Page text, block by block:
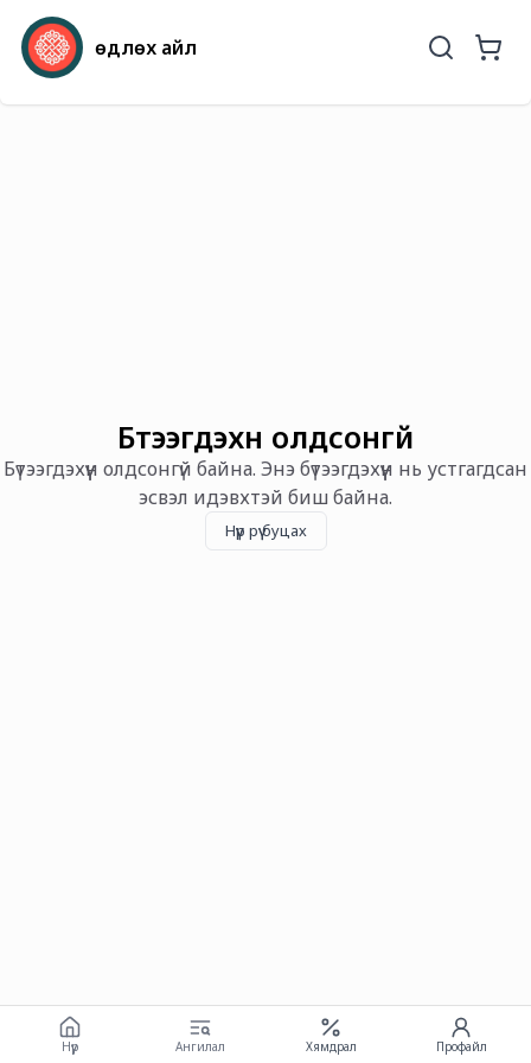
Өөдлөх айл
Бүтээгдэхүүн олдсонгүй
Бүтээгдэхүүн олдсонгүй байна. Энэ бүтээгдэхүүн нь устгагдсан
эсвэл идэвхтэй биш байна.
Нүүр рүү буцах
Нүүр Ангилал Хямдрал Профайл